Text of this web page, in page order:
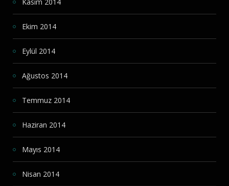
Kasım 2014
Ekim 2014
Eylül 2014
Ağustos 2014
Temmuz 2014
Haziran 2014
Mayıs 2014
Nisan 2014